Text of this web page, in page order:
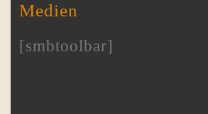
Medien
[smbtoolbar]